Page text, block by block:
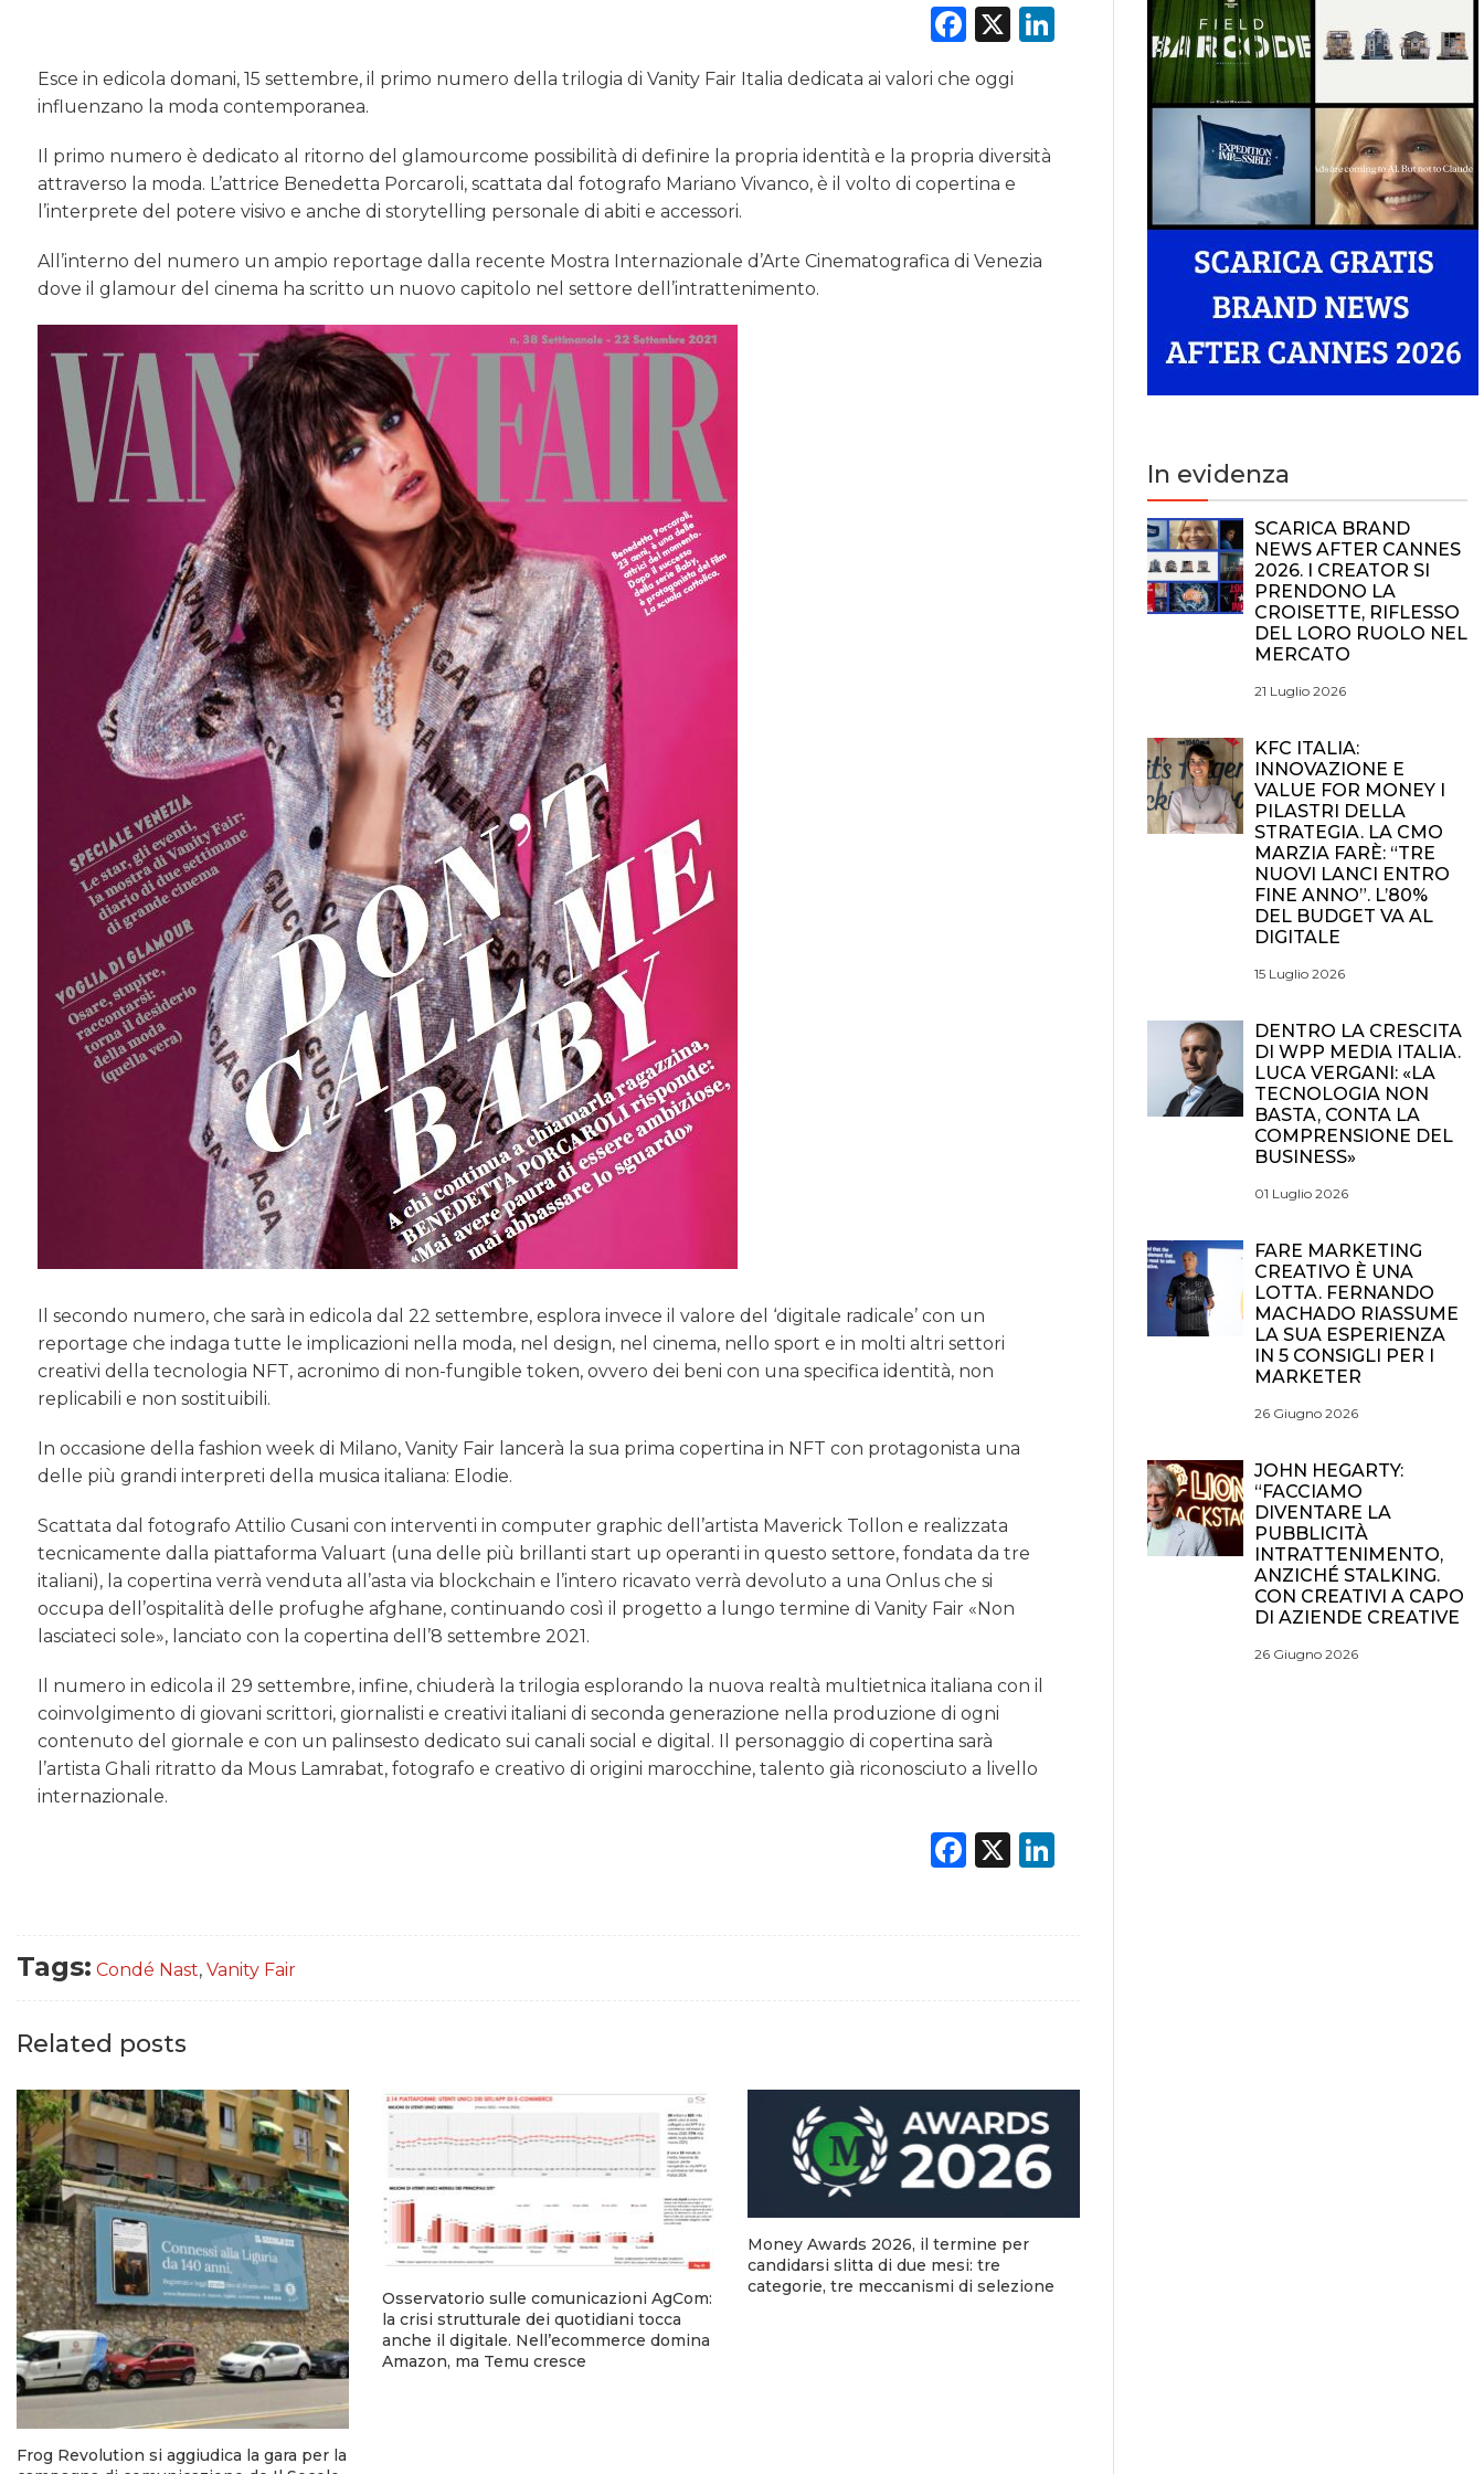
Facebook
X LinkedIn
Esce in edicola domani, 15 settembre, il primo numero della trilogia di Vanity Fair Italia dedicata ai valori che oggi
influenzano la moda contemporanea.
Il primo numero è dedicato al ritorno del glamourcome possibilità di definire la propria identità e la propria diversità
attraverso la moda. L’attrice Benedetta Porcaroli, scattata dal fotografo Mariano Vivanco, è il volto di copertina e
l’interprete del potere visivo e anche di storytelling personale di abiti e accessori.
All’interno del numero un ampio reportage dalla recente Mostra Internazionale d’Arte Cinematografica di Venezia
dove il glamour del cinema ha scritto un nuovo capitolo nel settore dell’intrattenimento.
Il secondo numero, che sarà in edicola dal 22 settembre, esplora invece il valore del ‘digitale radicale’ con un
reportage che indaga tutte le implicazioni nella moda, nel design, nel cinema, nello sport e in molti altri settori
creativi della tecnologia NFT, acronimo di non-fungible token, ovvero dei beni con una specifica identità, non
replicabili e non sostituibili.
In occasione della fashion week di Milano, Vanity Fair lancerà la sua prima copertina in NFT con protagonista una
delle più grandi interpreti della musica italiana: Elodie.
Scattata dal fotografo Attilio Cusani con interventi in computer graphic dell’artista Maverick Tollon e realizzata
tecnicamente dalla piattaforma Valuart (una delle più brillanti start up operanti in questo settore, fondata da tre
italiani), la copertina verrà venduta all’asta via blockchain e l’intero ricavato verrà devoluto a una Onlus che si
occupa dell’ospitalità delle profughe afghane, continuando così il progetto a lungo termine di Vanity Fair «Non
lasciateci sole», lanciato con la copertina dell’8 settembre 2021.
Il numero in edicola il 29 settembre, infine, chiuderà la trilogia esplorando la nuova realtà multietnica italiana con il
coinvolgimento di giovani scrittori, giornalisti e creativi italiani di seconda generazione nella produzione di ogni
contenuto del giornale e con un palinsesto dedicato sui canali social e digital. Il personaggio di copertina sarà
l’artista Ghali ritratto da Mous Lamrabat, fotografo e creativo di origini marocchine, talento già riconosciuto a livello
internazionale.
Facebook
X LinkedIn
Tags: Condé Nast, Vanity Fair
Related posts
Frog Revolution si aggiudica la gara per la
Osservatorio sulle comunicazioni AgCom:
la crisi strutturale dei quotidiani tocca
anche il digitale. Nell’ecommerce domina
Amazon, ma Temu cresce
Money Awards 2026, il termine per
candidarsi slitta di due mesi: tre
categorie, tre meccanismi di selezione
In evidenza
SCARICA BRAND
NEWS AFTER CANNES
2026. I CREATOR SI
PRENDONO LA
CROISETTE, RIFLESSO
DEL LORO RUOLO NEL
MERCATO
21 Luglio 2026
KFC ITALIA:
INNOVAZIONE E
VALUE FOR MONEY I
PILASTRI DELLA
STRATEGIA. LA CMO
MARZIA FARÈ: “TRE
NUOVI LANCI ENTRO
FINE ANNO”. L’80%
DEL BUDGET VA AL
DIGITALE
15 Luglio 2026
DENTRO LA CRESCITA
DI WPP MEDIA ITALIA.
LUCA VERGANI: «LA
TECNOLOGIA NON
BASTA, CONTA LA
COMPRENSIONE DEL
BUSINESS»
01 Luglio 2026
FARE MARKETING
CREATIVO È UNA
LOTTA. FERNANDO
MACHADO RIASSUME
LA SUA ESPERIENZA
IN 5 CONSIGLI PER I
MARKETER
26 Giugno 2026
JOHN HEGARTY:
“FACCIAMO
DIVENTARE LA
PUBBLICITÀ
INTRATTENIMENTO,
ANZICHÉ STALKING.
CON CREATIVI A CAPO
DI AZIENDE CREATIVE
26 Giugno 2026